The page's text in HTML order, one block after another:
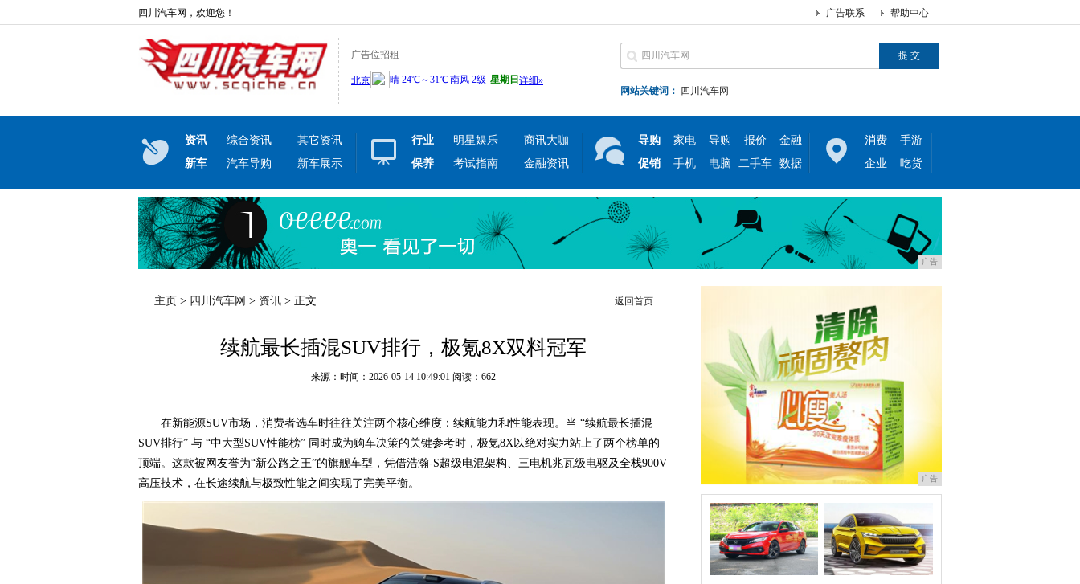
四川汽车网，欢迎您！ 帮助中心
广告联系
广告位招租
网站关键词： 四川汽车网
资讯 综合资讯
其它资讯
新车
汽车导购 新车展示
行业 明星娱乐
商讯大咖
保养
考试指南 金融资讯
导购 家电 导购 报价
金融
促销
手机 电脑 二手车 数据
消费
手游
企业
吃货
广告
主页 > 四川汽车网 > 资讯 > 正文 返回首页
续航最长插混SUV排行，极氪8X双料冠军
来源：时间：2026-05-14 10:49:01 阅读：662
在新能源SUV市场，消费者选车时往往关注两个核心维度：续航能力和性能表现。当 “续航最长插混
SUV排行” 与 “中大型SUV性能榜” 同时成为购车决策的关键参考时，极氪8X以绝对实力站上了两个榜单的
顶端。这款被网友誉为“新公路之王”的旗舰车型，凭借浩瀚-S超级电混架构、三电机兆瓦级电驱及全栈900V
高压技术，在长途续航与极致性能之间实现了完美平衡。
广告